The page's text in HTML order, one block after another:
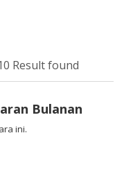
Result found
Bulanan
ini.